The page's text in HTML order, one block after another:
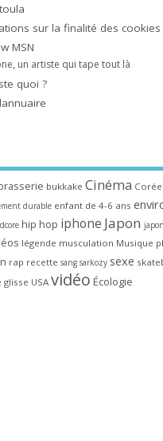
sur la finalité des cookies
MSN
un artiste qui tape tout là
quoi ?
bukkake Cinéma
durable enfant de 4-6 ans
hip hop iphone Japon
légende musculation Musique
rap recette sang sarkozy sexe
glisse USA vidéo Écologie